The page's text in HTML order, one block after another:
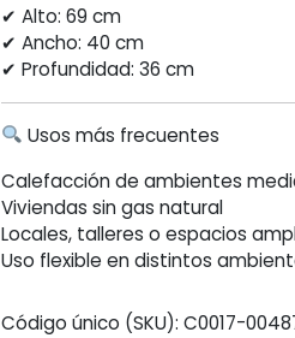
✔ Alto: 69 cm
✔ Ancho: 40 cm
✔ Profundidad: 36 cm
Usos más frecuentes
Calefacción de ambientes
Viviendas sin gas natural
Locales, talleres o espacios
Uso flexible en distintos
Código único (SKU):C0017-